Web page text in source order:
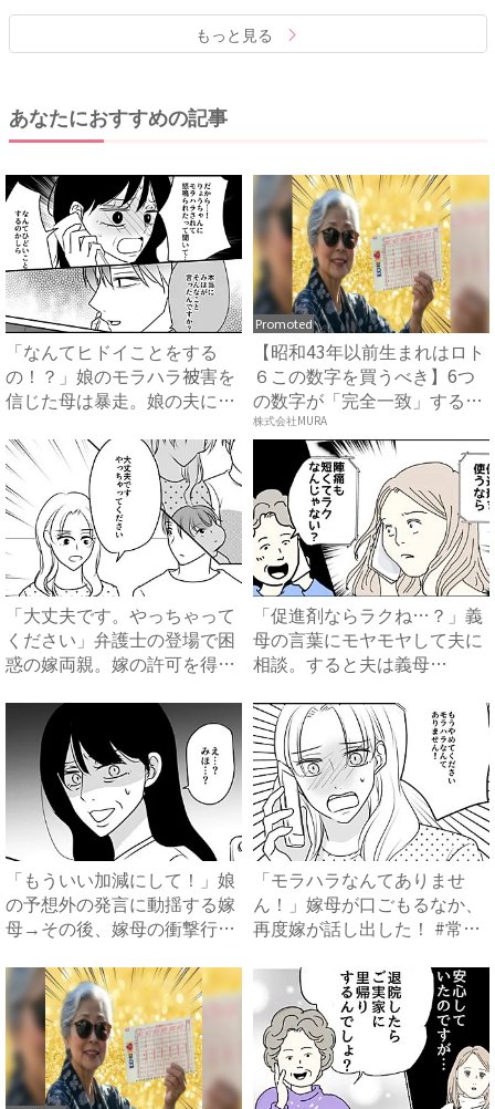
もっと見る
あなたにおすすめの記事
「なんてヒドイことをする
の！？」娘のモラハラ被害を
信じた母は暴走。娘の夫に電
Promoted
【昭和43年以前生まれはロト
６この数字を買うべき】6つ
の数字が「完全一致」する
方...
株式会社MURA
「大丈夫です。やっちゃって
ください」弁護士の登場で困
惑の嫁両親。嫁の許可を得た
「促進剤ならラクね…？」義
母の言葉にモヤモヤして夫に
相談。すると夫は義母
「もういい加減にして！」娘
の予想外の発言に動揺する嫁
母→その後、嫁母の衝撃行動
「モラハラなんてありませ
ん！」嫁母が口ごもるなか、
再度嫁が話し出した！ #常識